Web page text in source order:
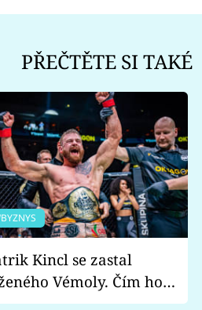
PŘEČTĚTE SI TAKÉ
Vémoly. Čím ho
naštvali?